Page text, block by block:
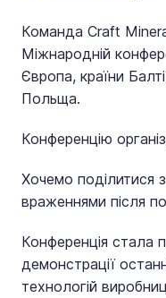
Команда Craft
Міжнародній
Європа, країни
Польща.
Конференцію
Хочемо поділитися
враженнями після
Конференція
демонстрації
технологій